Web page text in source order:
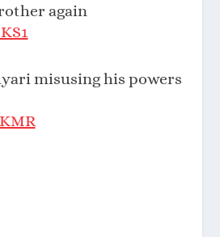
again
misusing his powers